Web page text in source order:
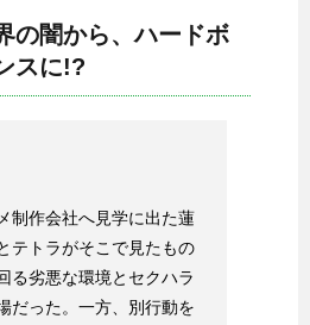
の闇から、ハードボ
スに!?
制作会社へ見学に出た蓮
テトラがそこで見たもの
る劣悪な環境とセクハラ
だった。一方、別行動を